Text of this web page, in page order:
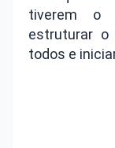
tiverem o
estruturar o
todos e